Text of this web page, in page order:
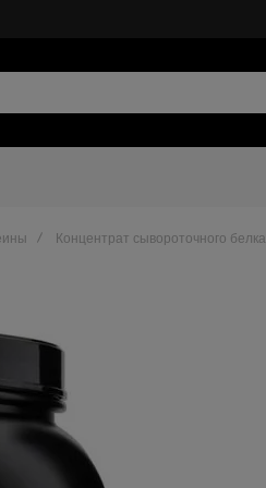
Концентрат сывороточного белка